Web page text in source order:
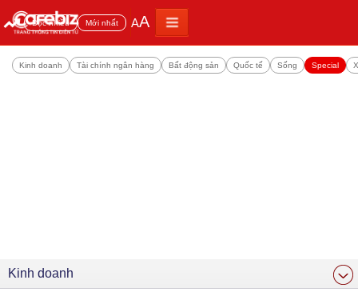
Đọc nhiều Mới nhất AA
Kinh doanh Tài chính ngân hàng Bất động sản Quốc tế Sống Special
Kinh doanh